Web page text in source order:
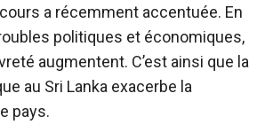
a récemment accentuée. En
politiques et économiques,
augmentent. C’est ainsi que la
au Sri Lanka exacerbe la
pays.